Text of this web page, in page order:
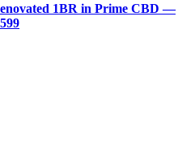
1BR in Prime CBD —